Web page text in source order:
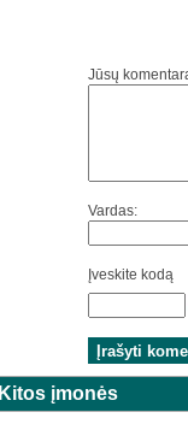
Jūsų
Vardas:
Įveskite kodą
Kitos įmonės